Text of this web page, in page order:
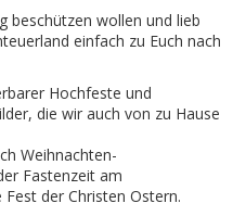
beschützen wollen und lieb
einfach zu Euch nach
Hochfeste und
die wir auch von zu Hause
Weihnachten-
Fastenzeit am
der Christen Ostern.